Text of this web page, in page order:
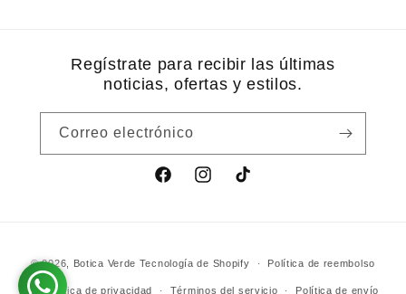
Regístrate para recibir las últimas
noticias, ofertas y estilos.
Correo electrónico
FacebookInstagramTikTok
de
© 2026, Botica Verde Tecnología de Shopify Política de reembolso
Política de privacidad Términos del servicio Política de envío